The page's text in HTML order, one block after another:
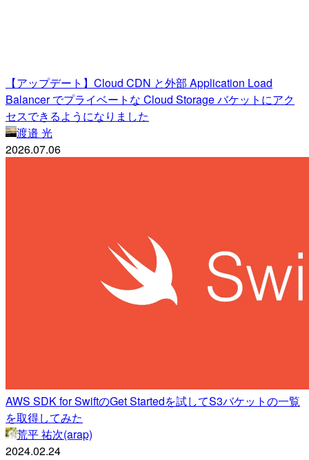
【アップデート】Cloud CDN と外部 Application Load
Balancer でプライベートな Cloud Storage バケットにアク
セスできるようになりました
渡邉 光
2026.07.06
AWS SDK for SwiftのGet Startedを試してS3バケットの一覧
を取得してみた
荒平 祐次(arap)
2024.02.24